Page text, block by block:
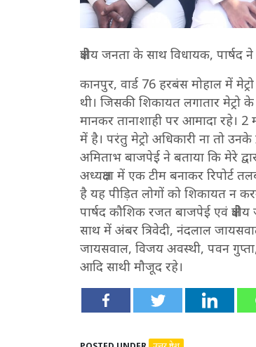
क्षेत्रीय जनता के साथ विधायक, पार्षद
कानपुर, वार्ड 76 हरबंस मोहाल में
थी। जिसकी शिकायत लगातार मेट्रो
मानकर तानाशाही पर आमादा रहे।
में है। परंतु मेट्रो अधिकारी ना तो
अमिताभ बाजपेई ने बताया कि मेरे
अध्यक्षता में एक टीम बनाकर रिपोर्ट
है यह पीड़ित लोगों को शिकायत न
पार्षद कौशिक रजत बाजपेई एवं
साथ में अंबर त्रिवेदी, नंदलाल
जायसवाल, विजय अवस्थी, पवन
आदि साथी मौजूद रहे।